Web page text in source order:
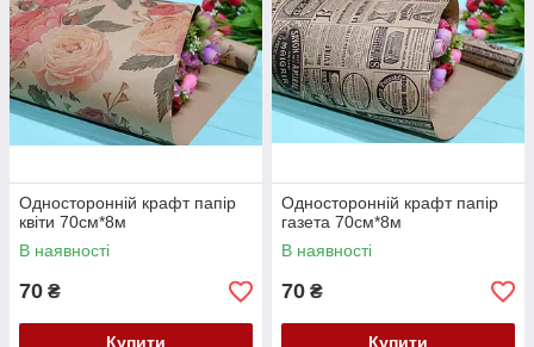
Односторонній крафт папір
квіти 70см*8м
В наявності
70 ₴
Купити
Односторонній крафт папір
газета 70см*8м
В наявності
70 ₴
Купити